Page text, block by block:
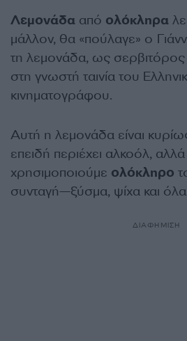
Λεμονάδα από ολόκληρα
μάλλον, θα «πούλαγε» ο
τη λεμονάδα, ως σερβιτόρος
στη γνωστή ταινία του
κινηματογράφου.
Αυτή η λεμονάδα είναι
επειδή περιέχει αλκοόλ,
χρησιμοποιούμε ολόκληρο
συνταγή—ξύσμα, ψίχα και
ΔΙΑΦΗΜΙΣΗ